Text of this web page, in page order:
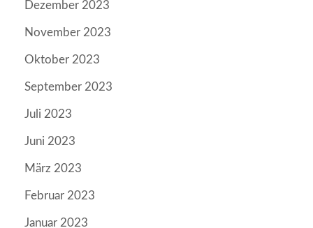
Dezember 2023
November 2023
Oktober 2023
September 2023
Juli 2023
Juni 2023
März 2023
Februar 2023
Januar 2023